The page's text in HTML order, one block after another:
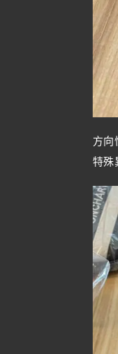
方向
特殊